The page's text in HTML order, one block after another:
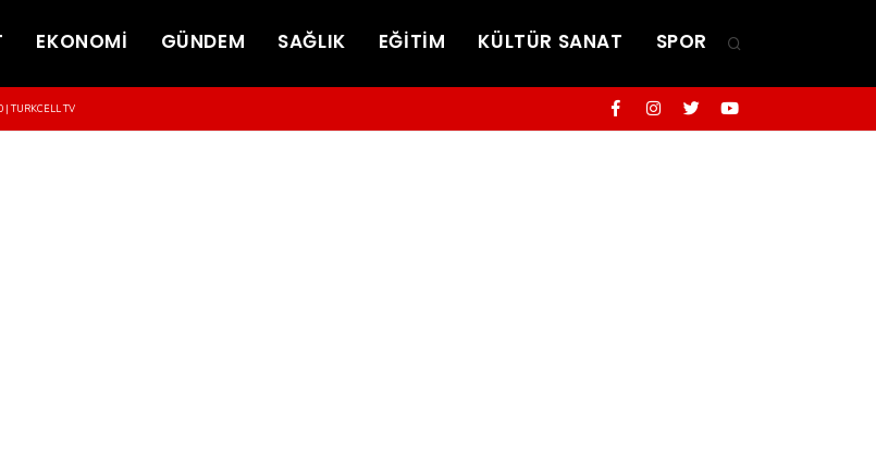
EKONOMİ GÜNDEM SAĞLIK EĞİTİM KÜLTÜR SANAT SPOR
| TURKCELL TV